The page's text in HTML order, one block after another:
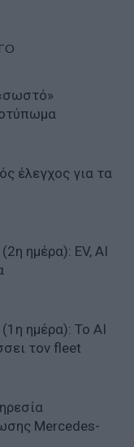
έλεγχος για τα
ημέρα): EV, AI
ημέρα): Το ΑΙ
τον fleet
Mercedes-